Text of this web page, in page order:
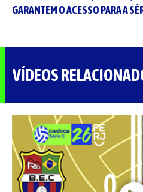
GARANTEM O ACESSO PARA A
VÍDEOS